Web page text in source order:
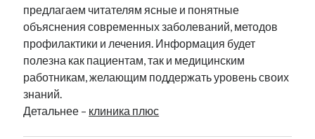
предлагаем читателям ясные и понятные
объяснения современных заболеваний, методов
профилактики и лечения. Информация будет
полезна как пациентам, так и медицинским
работникам, желающим поддержать уровень своих
знаний.
Детальнее – клиника плюс